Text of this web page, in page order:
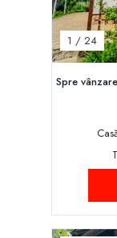
1 / 24
Spre